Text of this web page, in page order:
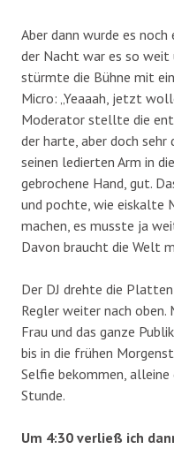
Aber dann wurde es
der Nacht war es so
stürmte die Bühne mit
Micro: „Yeaaah, jetzt
Moderator stellte die
der harte, aber doch sehr
seinen ledierten Arm in
gebrochene Hand, gut.
und pochte, wie eiskalte
machen, es musste ja
Davon braucht die Welt
Der DJ drehte die
Regler weiter nach oben.
Frau und das ganze
bis in die frühen
Selfie bekommen,
Stunde.
Um 4:30 verließ ich